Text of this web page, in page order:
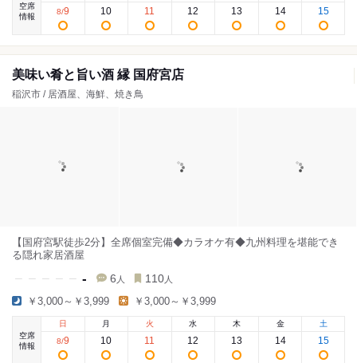
空席
情報
8/9 10 11 12 13 14 15
美味い肴と旨い酒 縁 国府宮店
稲沢市 / 居酒屋、海鮮、焼き鳥
【国府宮駅徒歩2分】全席個室完備◆カラオケ有◆九州料理を堪能でき
る隠れ家居酒屋
- 6 人 110 人
￥3,000～￥3,999 ￥3,000～￥3,999
空席
情報
日
8/9
月
10
火
11
水
12
木
13
金
14
土
15